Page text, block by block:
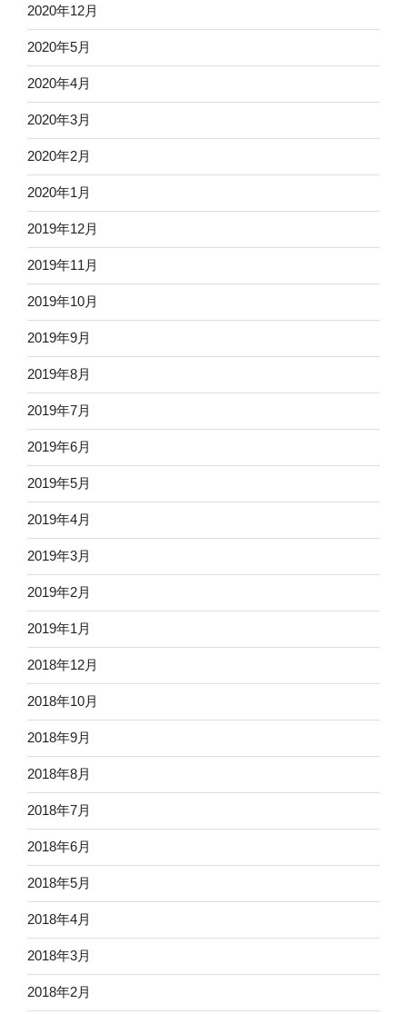
2020年12月
2020年5月
2020年4月
2020年3月
2020年2月
2020年1月
2019年12月
2019年11月
2019年10月
2019年9月
2019年8月
2019年7月
2019年6月
2019年5月
2019年4月
2019年3月
2019年2月
2019年1月
2018年12月
2018年10月
2018年9月
2018年8月
2018年7月
2018年6月
2018年5月
2018年4月
2018年3月
2018年2月